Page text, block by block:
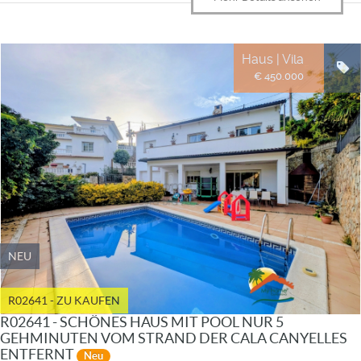
NEU
R02641 - ZU KAUFEN
Haus | Vila
€ 450.000
R02641 - SCHÖNES HAUS MIT POOL NUR 5
GEHMINUTEN VOM STRAND DER CALA CANYELLES
ENTFERNT
Neu